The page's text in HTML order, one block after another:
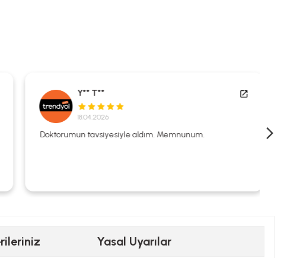
Y** T**
18.04.2026
Doktorumun tavsiyesiyle aldım. Memnunum.
Yasal Uyarılar